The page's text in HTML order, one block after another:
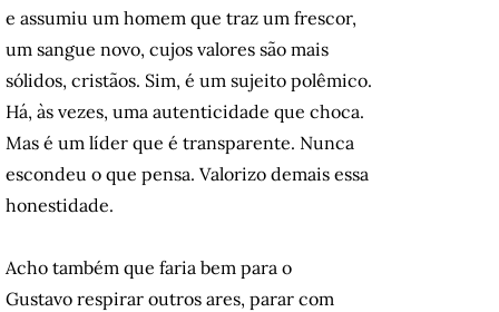
e assumiu um homem que traz um frescor,
um sangue novo, cujos valores são mais
sólidos, cristãos. Sim, é um sujeito polêmico.
Há, às vezes, uma autenticidade que choca.
Mas é um líder que é transparente. Nunca
escondeu o que pensa. Valorizo demais essa
honestidade.
Acho também que faria bem para o
Gustavo respirar outros ares, parar com